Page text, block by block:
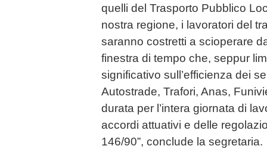
quelli del Trasporto Pubblico
nostra regione, i lavoratori del
saranno costretti a scioperare
finestra di tempo che, seppur
significativo sull’efficienza dei
Autostrade, Trafori, Anas,
durata per l’intera giornata di
accordi attuativi e delle
146/90”, conclude la segretaria.